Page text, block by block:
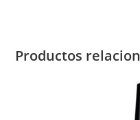
Productos